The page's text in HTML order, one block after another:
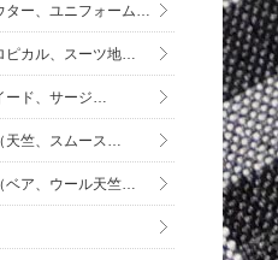
ター、ユニフォーム…
ピカル、スーツ地…
ード、サージ…
天竺、スムース…
ベア、ウール天竺…